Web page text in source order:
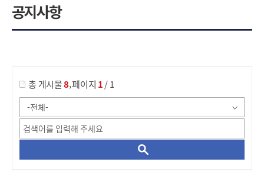
공지사항
총 게시물8,페이지 1/ 1